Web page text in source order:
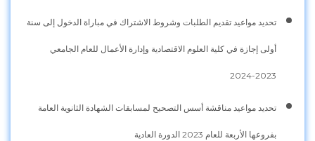
تحديد مواعيد تقديم الطلبات وشروط الاشتراك في مباراة الدخول إلى سنة
أولى إجازة في كلية العلوم الاقتصادية وإدارة الأعمال للعام الجامعي
2023-2024
تحديد مواعيد مناقشة أسس التصحيح لمسابقات الشهادة الثانوية العامة
بفروعها الأربعة للعام 2023 الدورة العادية